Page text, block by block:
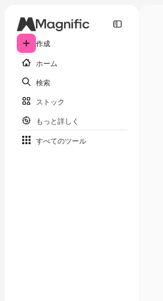
作成
ホーム
検索
ストック
もっと詳しく
すべてのツール